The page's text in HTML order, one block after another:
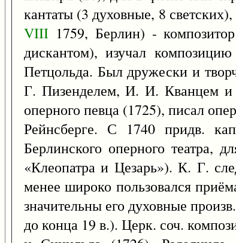
кантаты (3 духовные, 8
VIII 1759, Берлин) -
дискантом), изучал
Петцольда. Был дружески и
Г. Пизенделем, И. И. Кванцем и
оперного певца (1725), писал
Рейнсберге. С 1740 придв.
Берлинского оперного театра,
«Клеопатра и Цезарь»). К. Г.
менее широко пользовался
значительны его духовные
до конца 19 в.). Церк. соч.